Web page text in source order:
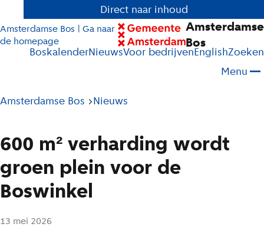
Direct naar inhoud
Amsterdamse Bos | Ga naar
de homepage
Amsterdamse
Bos
BoskalenderNieuwsVoor bedrijvenEnglishZoeken
Menu
Pad
huidige
Amsterdamse Bos Nieuws
600 m² verharding wordt
groen plein voor de
Boswinkel
13 mei 2026